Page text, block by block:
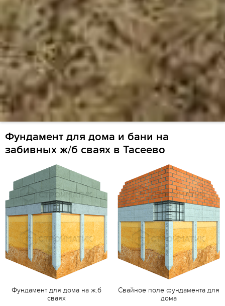
Фундамент для дома и бани на
забивных ж/б сваях в Тасеево
Фундамент для дома на ж.б
сваях
Свайное поле фундамента для
дома